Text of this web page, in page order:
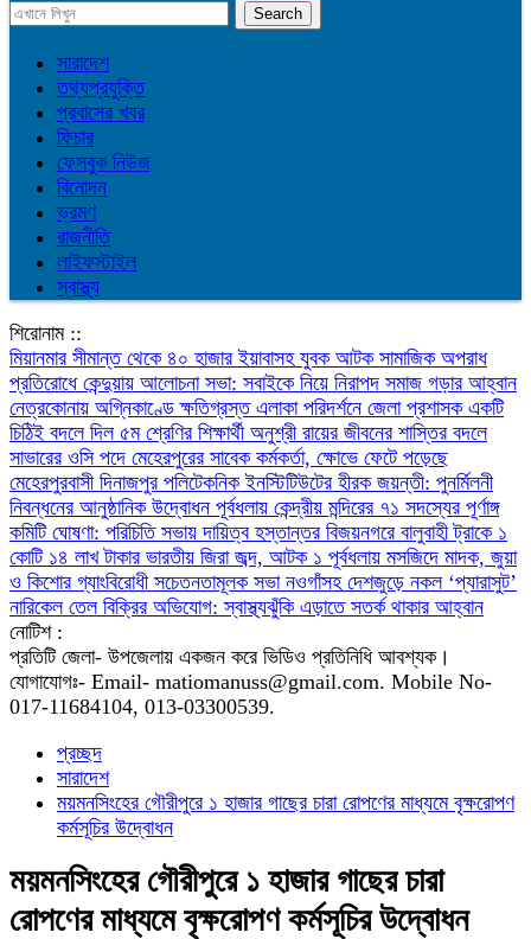
সারাদেশ
তথ্যপ্রযুক্তি
প্রবাসের খবর
ফিচার
ফেসবুক নিউজ
বিনোদন
ভ্রমণ
রাজনীতি
লাইফস্টাইল
স্বাস্থ্য
শিরোনাম ::
মিয়ানমার সীমান্ত থেকে ৪০ হাজার ইয়াবাসহ যুবক আটক সামাজিক অপরাধ
প্রতিরোধে কেন্দুয়ায় আলোচনা সভা: সবাইকে নিয়ে নিরাপদ সমাজ গড়ার আহ্বান
নেত্রকোনায় অগ্নিকাণ্ডে ক্ষতিগ্রস্ত এলাকা পরিদর্শনে জেলা প্রশাসক একটি
চিঠিই বদলে দিল ৫ম শ্রেণির শিক্ষার্থী অনুশ্রী রায়ের জীবনের শাস্তির বদলে
সাভারের ওসি পদে মেহেরপুরের সাবেক কর্মকর্তা, ক্ষোভে ফেটে পড়েছে
মেহেরপুরবাসী দিনাজপুর পলিটেকনিক ইনস্টিটিউটের হীরক জয়ন্তী: পুনর্মিলনী
নিবন্ধনের আনুষ্ঠানিক উদ্বোধন পূর্বধলায় কেন্দ্রীয় মন্দিরের ৭১ সদস্যের পূর্ণাঙ্গ
কমিটি ঘোষণা: পরিচিতি সভায় দায়িত্ব হস্তান্তর বিজয়নগরে বালুবাহী ট্রাকে ১
কোটি ১৪ লাখ টাকার ভারতীয় জিরা জব্দ, আটক ১ পূর্বধলায় মসজিদে মাদক, জুয়া
ও কিশোর গ্যাংবিরোধী সচেতনতামূলক সভা নওগাঁসহ দেশজুড়ে নকল ‘প্যারাসুট’
নারিকেল তেল বিক্রির অভিযোগ: স্বাস্থ্যঝুঁকি এড়াতে সতর্ক থাকার আহ্বান
নোটিশ :
প্রতিটি জেলা- উপজেলায় একজন করে ভিডিও প্রতিনিধি আবশ্যক।
যোগাযোগঃ- Email- matiomanuss@gmail.com. Mobile No-
017-11684104, 013-03300539.
প্রচ্ছদ
সারাদেশ
ময়মনসিংহের গৌরীপুরে ১ হাজার গাছের চারা রোপণের মাধ্যমে বৃক্ষরোপণ
কর্মসূচির উদ্বোধন
ময়মনসিংহের গৌরীপুরে ১ হাজার গাছের চারা
রোপণের মাধ্যমে বৃক্ষরোপণ কর্মসূচির উদ্বোধন